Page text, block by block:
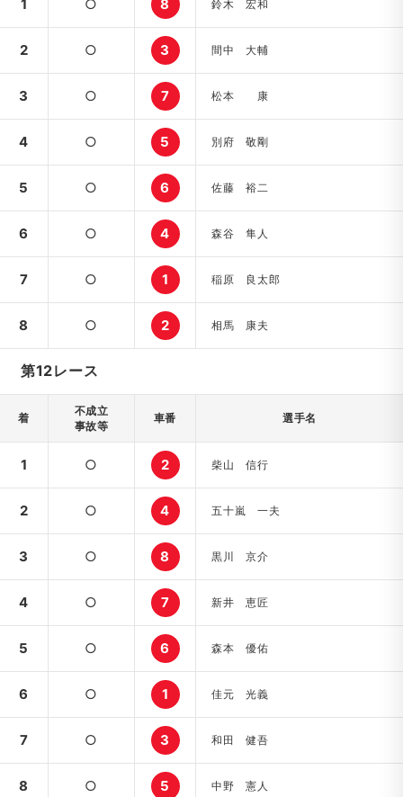
1 ○ 8 鈴木 宏和
2 ○ 3 間中 大輔
3 ○ 7 松本 康
4 ○ 5 別府 敬剛
5 ○ 6 佐藤 裕二
6 ○ 4 森谷 隼人
7 ○ 1 稲原 良太郎
8 ○ 2 相馬 康夫
第12レース
着
不成立
事故等
車番 選手名
1 ○ 2 柴山 信行
2 ○ 4 五十嵐 一夫
3 ○ 8 黒川 京介
4 ○ 7 新井 恵匠
5 ○ 6 森本 優佑
6 ○ 1 佳元 光義
7 ○ 3 和田 健吾
8 ○ 5 中野 憲人